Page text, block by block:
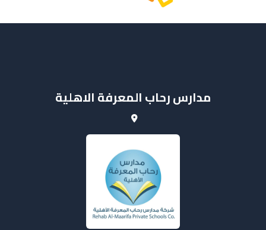
مدارس رحاب المعرفة الاهلية